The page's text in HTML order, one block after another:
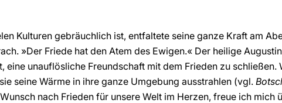
Kulturen gebräuchlich ist, entfaltete seine ganze Kraft am
»Der Friede hat den Atem des Ewigen.« Der heilige
eine unauflösliche Freundschaft mit dem Frieden zu schließen.
seine Wärme in ihre ganze Umgebung ausstrahlen (vgl.
nach Frieden für unsere Welt im Herzen, freue ich mich